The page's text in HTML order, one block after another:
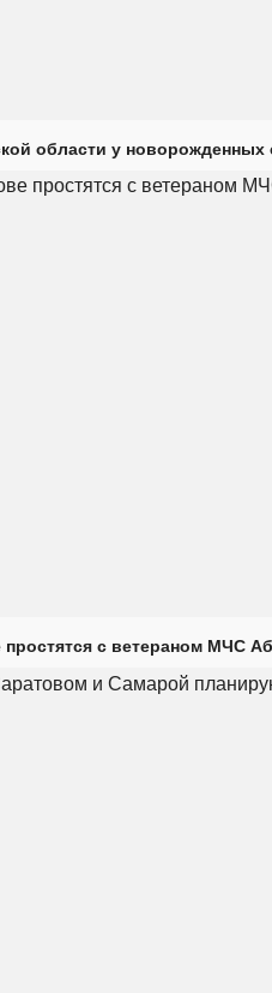
области у
простятся с ветераном МЧС